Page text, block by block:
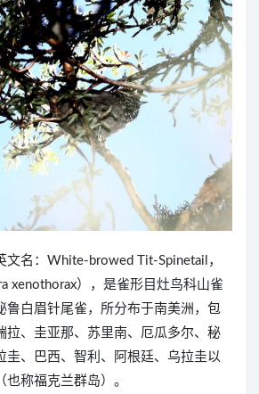
文名：White-browed Tit-Spinetail，
xenothorax），是雀形目灶鸟科山雀
鲁白眉针尾雀，所分布于南美洲，包
拉、圭亚那、苏里南、厄瓜多尔、秘
圭、巴西、智利、阿根廷、乌拉圭以
称福克兰群岛）。